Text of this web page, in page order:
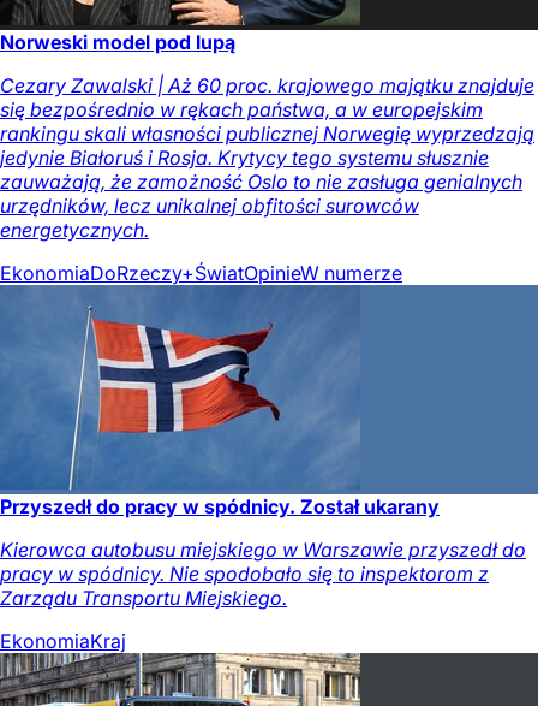
Norweski model pod lupą
Cezary Zawalski | Aż 60 proc. krajowego majątku znajduje
się bezpośrednio w rękach państwa, a w europejskim
rankingu skali własności publicznej Norwegię wyprzedzają
jedynie Białoruś i Rosja. Krytycy tego systemu słusznie
zauważają, że zamożność Oslo to nie zasługa genialnych
urzędników, lecz unikalnej obfitości surowców
energetycznych.
EkonomiaDoRzeczy+ŚwiatOpinieW numerze
Przyszedł do pracy w spódnicy. Został ukarany
Kierowca autobusu miejskiego w Warszawie przyszedł do
pracy w spódnicy. Nie spodobało się to inspektorom z
Zarządu Transportu Miejskiego.
EkonomiaKraj